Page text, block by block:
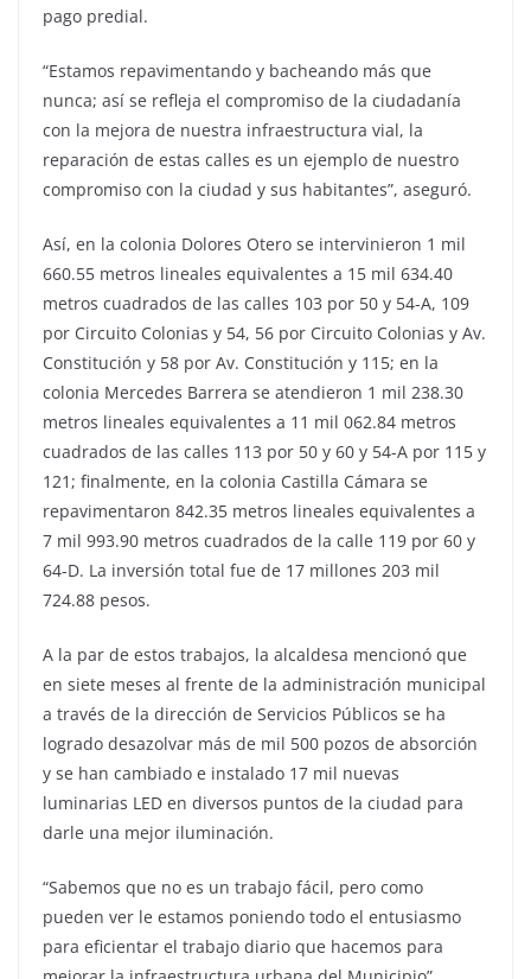
pago predial.
“Estamos repavimentando y bacheando más que
nunca; así se refleja el compromiso de la ciudadanía
con la mejora de nuestra infraestructura vial, la
reparación de estas calles es un ejemplo de nuestro
compromiso con la ciudad y sus habitantes”, aseguró.
Así, en la colonia Dolores Otero se intervinieron 1 mil
660.55 metros lineales equivalentes a 15 mil 634.40
metros cuadrados de las calles 103 por 50 y 54-A, 109
por Circuito Colonias y 54, 56 por Circuito Colonias y Av.
Constitución y 58 por Av. Constitución y 115; en la
colonia Mercedes Barrera se atendieron 1 mil 238.30
metros lineales equivalentes a 11 mil 062.84 metros
cuadrados de las calles 113 por 50 y 60 y 54-A por 115 y
121; finalmente, en la colonia Castilla Cámara se
repavimentaron 842.35 metros lineales equivalentes a
7 mil 993.90 metros cuadrados de la calle 119 por 60 y
64-D. La inversión total fue de 17 millones 203 mil
724.88 pesos.
A la par de estos trabajos, la alcaldesa mencionó que
en siete meses al frente de la administración municipal
a través de la dirección de Servicios Públicos se ha
logrado desazolvar más de mil 500 pozos de absorción
y se han cambiado e instalado 17 mil nuevas
luminarias LED en diversos puntos de la ciudad para
darle una mejor iluminación.
“Sabemos que no es un trabajo fácil, pero como
pueden ver le estamos poniendo todo el entusiasmo
para eficientar el trabajo diario que hacemos para